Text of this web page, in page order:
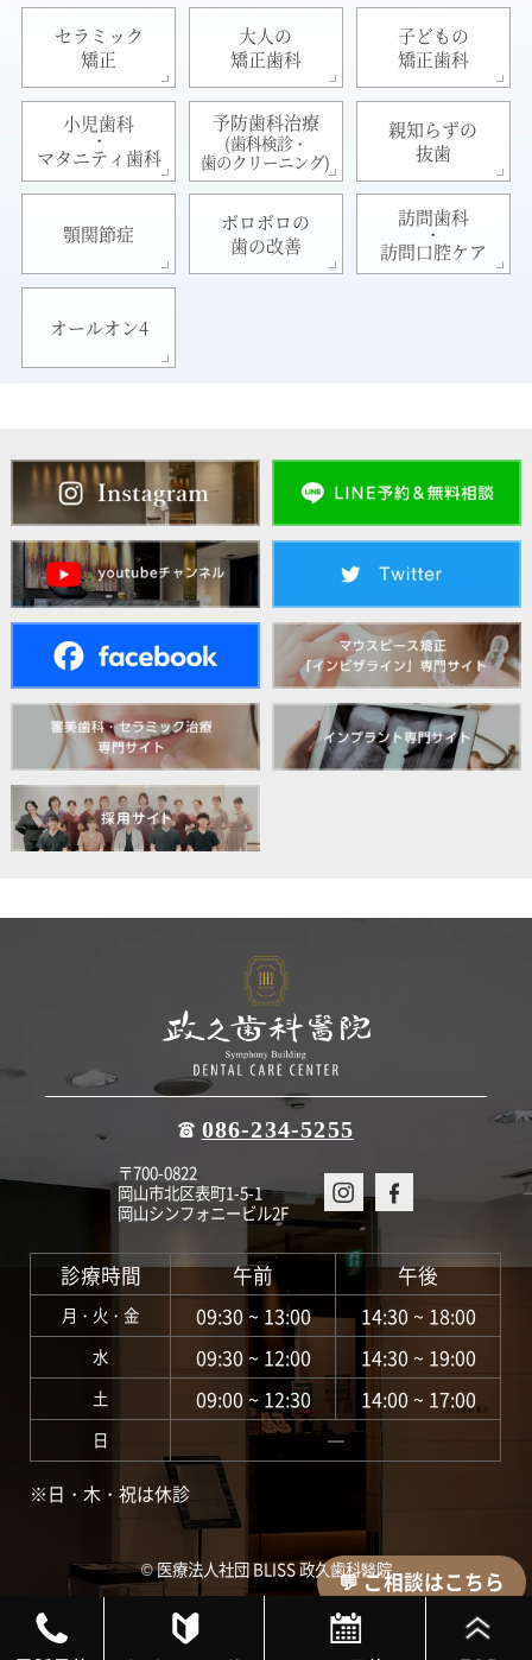
セラミック
矯正
大人の
矯正歯科
子どもの
矯正歯科
小児歯科
・
マタニティ歯科
予防歯科治療
(歯科検診・
歯のクリーニング)
親知らずの
抜歯
顎関節症
ボロボロの
歯の改善
訪問歯科
・
訪問口腔ケア
オールオン4
086-234-5255
〒700-0822
岡山市北区表町1-5-1
岡山シンフォニービル2F
診療時間 午前 午後
月・火・金 09:30 ~ 13:00 14:30 ~ 18:00
水 09:30 ~ 12:00 14:30 ~ 19:00
土 09:00 ~ 12:30 14:00 ~ 17:00
日 ―
※日・木・祝は休診
©︎ 医療法人社団 BLISS 政久歯科醫院💬 ご相談はこちら